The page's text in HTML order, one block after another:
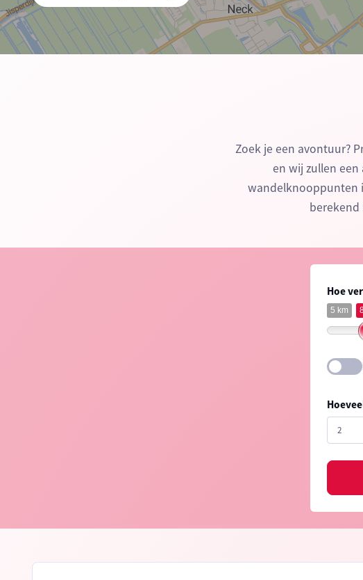
Zoek je een avontuur?
en wij zullen
wandelknooppunten
Hoe
5 km